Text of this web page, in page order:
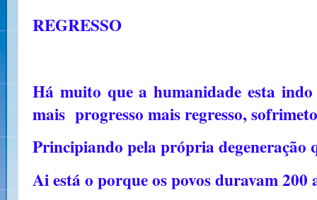
REGRESSO
Há muito que a humanidade esta
mais progresso mais regresso,
Principiando pela própria degeneração
Ai está o porque os povos duravam 200